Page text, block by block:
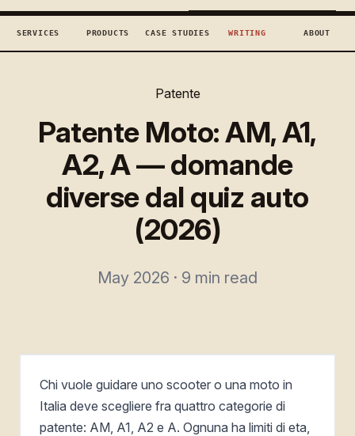
SERVICES PRODUCTS CASE STUDIES WRITING ABOUT
Patente
Patente Moto: AM, A1,
A2, A — domande
diverse dal quiz auto
(2026)
May 2026 · 9 min read
Chi vuole guidare uno scooter o una moto in
Italia deve scegliere fra quattro categorie di
patente: AM, A1, A2 e A. Ognuna ha limiti di eta,